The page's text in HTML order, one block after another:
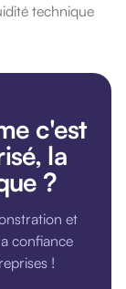
technique
c'est
la
?
et
confiance
!